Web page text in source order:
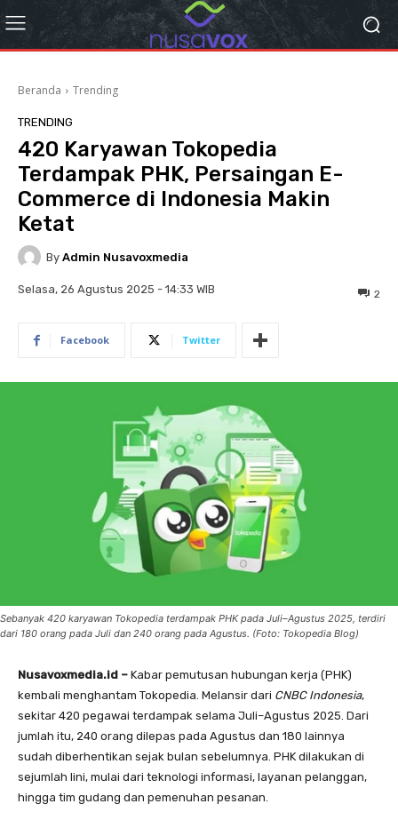
Beranda Trending
TRENDING
420 Karyawan Tokopedia
Terdampak PHK, Persaingan E-
Commerce di Indonesia Makin
Ketat
By Admin Nusavoxmedia
Selasa, 26 Agustus 2025 - 14:33 WIB 2
Facebook Twitter
Sebanyak 420 karyawan Tokopedia terdampak PHK pada Juli–Agustus 2025, terdiri
dari 180 orang pada Juli dan 240 orang pada Agustus. (Foto: Tokopedia Blog)
Nusavoxmedia.id – Kabar pemutusan hubungan kerja (PHK)
kembali menghantam Tokopedia. Melansir dari CNBC Indonesia,
sekitar 420 pegawai terdampak selama Juli–Agustus 2025. Dari
jumlah itu, 240 orang dilepas pada Agustus dan 180 lainnya
sudah diberhentikan sejak bulan sebelumnya. PHK dilakukan di
sejumlah lini, mulai dari teknologi informasi, layanan pelanggan,
hingga tim gudang dan pemenuhan pesanan.